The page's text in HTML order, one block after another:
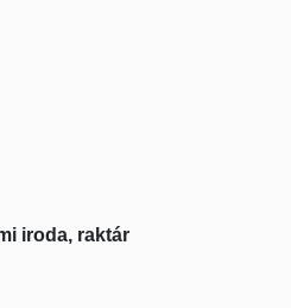
iroda, raktár